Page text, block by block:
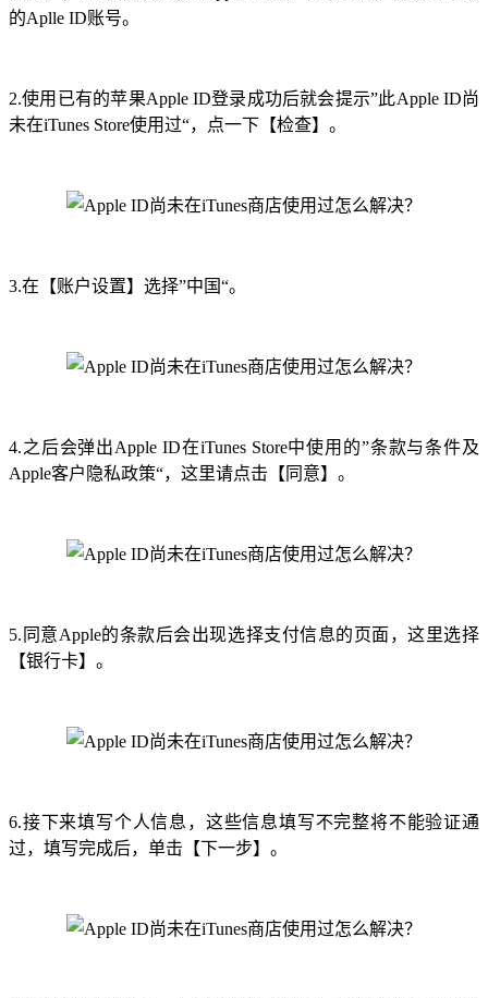
的Aplle ID账号。
2.使用已有的苹果Apple ID登录成功后就会提示”此Apple ID尚
未在iTunes Store使用过“，点一下【检查】。
3.在【账户设置】选择”中国“。
4.之后会弹出Apple ID在iTunes Store中使用的”条款与条件及
Apple客户隐私政策“，这里请点击【同意】。
5.同意Apple的条款后会出现选择支付信息的页面，这里选择
【银行卡】。
6.接下来填写个人信息，这些信息填写不完整将不能验证通
过，填写完成后，单击【下一步】。